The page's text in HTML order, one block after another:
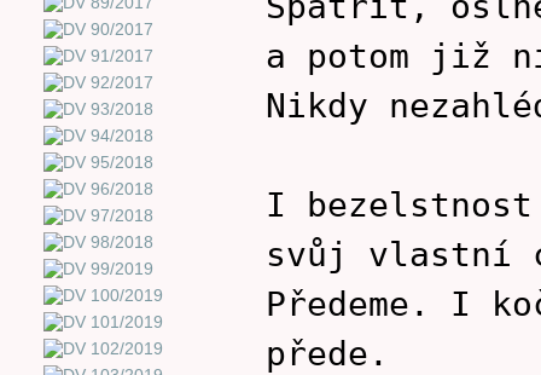
a potom již
Nikdy
I bezelstnost
svůj vlastní
Předeme. I
přede.